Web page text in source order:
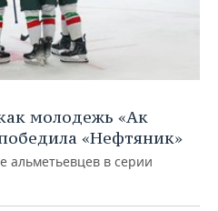
молодежь «Ак
«Нефтяник»
альметьевцев в серии